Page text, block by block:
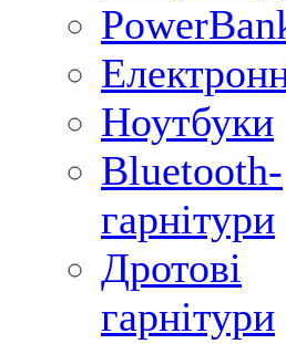
Ноутбуки
Bluetooth-
гарнітури
Дротові
гарнітури